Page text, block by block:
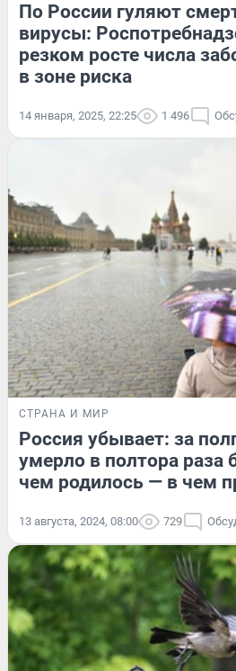
По России гуляют
вирусы:
резком росте числа
в зоне риска
14 января, 2025, 22:25 1 496
СТРАНА И МИР
Россия убывает: за
умерло в полтора раза
чем родилось — в чем
13 августа, 2024, 08:00 729